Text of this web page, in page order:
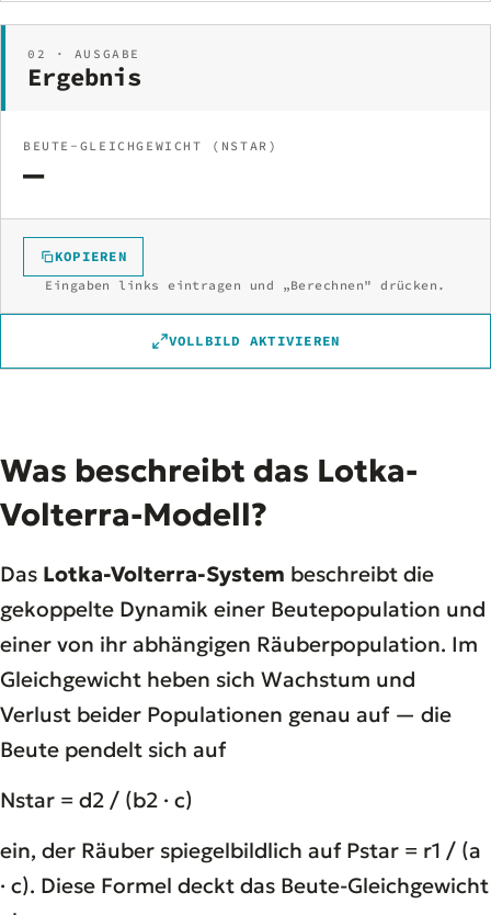
02 · AUSGABE
Ergebnis
BEUTE-GLEICHGEWICHT (NSTAR)
—
KOPIEREN
Eingaben links eintragen und „Berechnen" drücken.
VOLLBILD AKTIVIEREN
Was beschreibt das Lotka-
Volterra-Modell?
Das Lotka-Volterra-System beschreibt die
gekoppelte Dynamik einer Beutepopulation und
einer von ihr abhängigen Räuberpopulation. Im
Gleichgewicht heben sich Wachstum und
Verlust beider Populationen genau auf — die
Beute pendelt sich auf
Nstar = d2 / (b2 · c)
ein, der Räuber spiegelbildlich auf Pstar = r1 / (a
· c). Diese Formel deckt das Beute-Gleichgewicht